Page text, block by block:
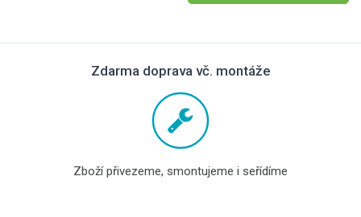
Zdarma doprava vč. montáže
Zboží přivezeme, smontujeme i seřídíme